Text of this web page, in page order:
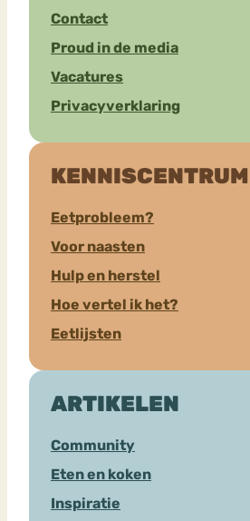
Contact
Proud in de media
Vacatures
Privacyverklaring
KENNISCENTRUM
Eetprobleem?
Voor naasten
Hulp en herstel
Hoe vertel ik het?
Eetlijsten
ARTIKELEN
Community
Eten en koken
Inspiratie